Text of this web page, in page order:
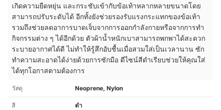
เกิดความยืดหยุ่น และกระชับเข้ากับข้อเท้าหลากหลายขนาดโดย
สามารถปรับระดับได้ อีกทั้งยังช่วยรองรับแรงกระแทกของข้อเท้า
รวมถึงช่วยลดอาการบาดเจ็บจากการออกกำลังกายหรือจากการทำ
กิจกรรมต่าง ๆ ได้อีกด้วย ตัวผ้าน้ำหนักเบาสามารถพกพาได้สะดวก
ระบายอากาศได้ดี ไม่ทำให้รู้สึกอับชื้นเมื่อสวมใส่เป็นเวลานาน ซัก
ทำความสะอาดได้ง่ายด้วยการซักมือ ดีไซน์สีดำเรียบช่วยให้คุณใส่
ได้ทุกโอกาสตามต้องการ
วัสดุ Neoprene, Nylon
สี ดำ